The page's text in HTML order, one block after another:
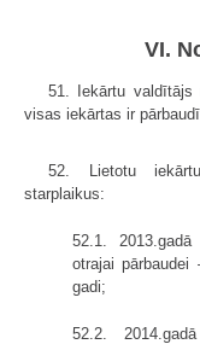
VI.
51. Iekārtu valdītājs
visas iekārtas ir
52. Lietotu
starplaikus:
52.1.
otrajai
gadi;
52.2.